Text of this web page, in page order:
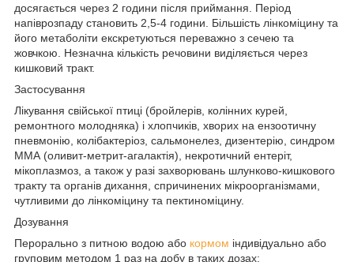
досягається через 2 години після приймання. Період
напіврозпаду становить 2,5-4 години. Більшість лінкоміцину та
його метаболіти екскретуються переважно з сечею та
жовчкою. Незначна кількість речовини виділяється через
кишковий тракт.
Застосування
Лікування свійської птиці (бройлерів, колінних курей,
ремонтного молодняка) і хлопчиків, хворих на ензоотичну
пневмонію, колібактеріоз, сальмонелез, дизентерію, синдром
ММА (оливит-метрит-агалактія), некротичний ентеріт,
мікоплазмоз, а також у разі захворювань шлунково-кишкового
тракту та органів дихання, спричинених мікроорганізмами,
чутливими до лінкоміцину та пектиноміцину.
Дозування
Перорально з питною водою або кормом індивідуально або
груповим методом 1 раз на добу в таких дозах: